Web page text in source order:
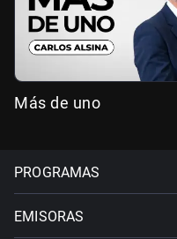
Más de uno
PROGRAMAS
EMISORAS